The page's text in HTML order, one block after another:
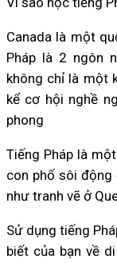
Canada là một
Pháp là 2 ngôn
không chỉ là một
kể cơ hội nghề
phong
Tiếng Pháp là
con phố sôi động
như tranh vẽ ở
Sử dụng tiếng
biết của bạn về